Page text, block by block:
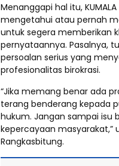
Menanggapi hal itu,
mengetahui atau pernah
untuk segera memberikan
pernyataannya. Pasalnya,
persoalan serius yang
profesionalitas birokrasi.
“Jika memang benar ada
terang benderang kepada
hukum. Jangan sampai isu
kepercayaan masyarakat,”
Rangkasbitung.